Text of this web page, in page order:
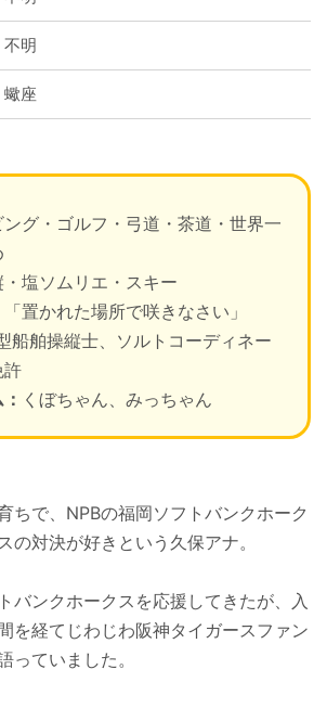
不明
蠍座
ング・ゴルフ・弓道・茶道・世界一
塩ソムリエ・スキー
「置かれた場所で咲きなさい」
船舶操縦士、ソルトコーディネー
許
くぼちゃん、みっちゃん
ちで、NPBの福岡ソフトバンクホーク
の対決が好きという久保アナ。
バンクホークスを応援してきたが、入
を経てじわじわ阪神タイガースファン
っていました。